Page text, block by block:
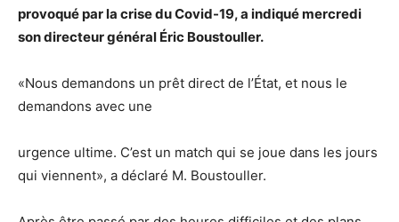
provoqué par la crise du Covid-19, a indiqué mercredi
son directeur général Éric Boustouller.
«Nous demandons un prêt direct de l’État, et nous le
demandons avec une
urgence ultime. C’est un match qui se joue dans les jours
qui viennent», a déclaré M. Boustouller.